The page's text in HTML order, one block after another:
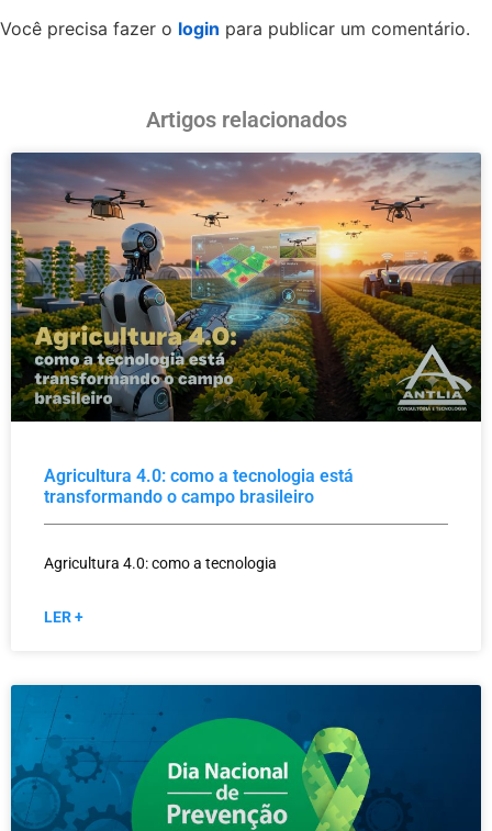
Você precisa fazer o login para publicar um comentário.
Artigos relacionados
Agricultura 4.0: como a tecnologia está
transformando o campo brasileiro
Agricultura 4.0: como a tecnologia
LER +